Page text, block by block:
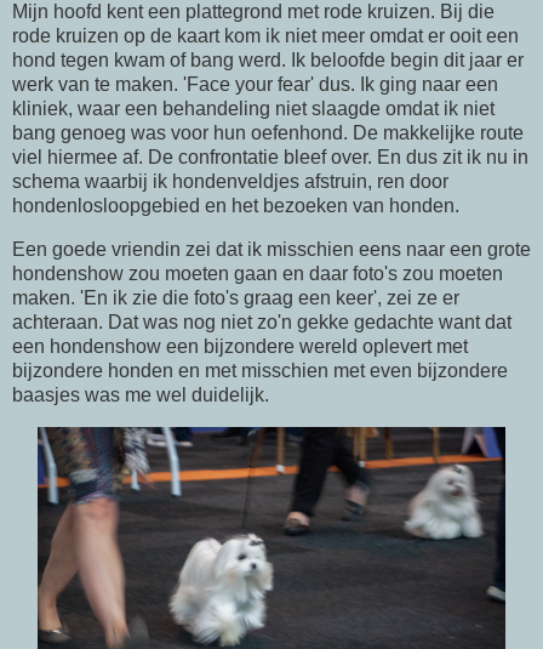
Mijn hoofd kent een plattegrond met rode kruizen. Bij die
rode kruizen op de kaart kom ik niet meer omdat er ooit een
hond tegen kwam of bang werd. Ik beloofde begin dit jaar er
werk van te maken. 'Face your fear' dus. Ik ging naar een
kliniek, waar een behandeling niet slaagde omdat ik niet
bang genoeg was voor hun oefenhond. De makkelijke route
viel hiermee af. De confrontatie bleef over. En dus zit ik nu in
schema waarbij ik hondenveldjes afstruin, ren door
hondenlosloopgebied en het bezoeken van honden.
Een goede vriendin zei dat ik misschien eens naar een grote
hondenshow zou moeten gaan en daar foto's zou moeten
maken. 'En ik zie die foto's graag een keer', zei ze er
achteraan. Dat was nog niet zo'n gekke gedachte want dat
een hondenshow een bijzondere wereld oplevert met
bijzondere honden en met misschien met even bijzondere
baasjes was me wel duidelijk.